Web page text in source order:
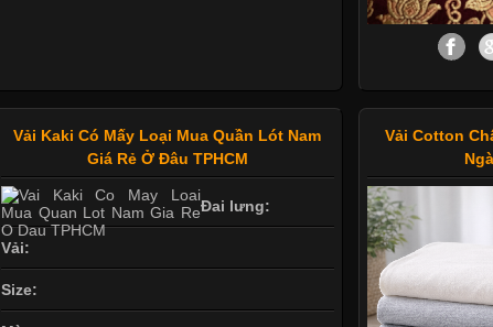
Vải Kaki Có Mấy Loại Mua Quần Lót Nam
Giá Rẻ Ở Đâu TPHCM
Đai lưng:
Vải:
Size:
Vải Cotton